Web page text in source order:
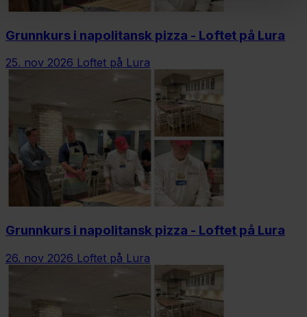
Grunnkurs i napolitansk pizza - Loftet på Lura
25. nov 2026 Loftet på Lura
Grunnkurs i napolitansk pizza - Loftet på Lura
26. nov 2026 Loftet på Lura